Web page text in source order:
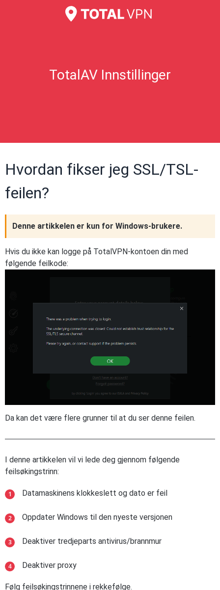
TotalAV Innstillinger
Hvordan fikser jeg SSL/TSL-
feilen?
Denne artikkelen er kun for Windows-brukere.
Hvis du ikke kan logge på TotalVPN-kontoen din med
følgende feilkode:
Da kan det være flere grunner til at du ser denne feilen.
I denne artikkelen vil vi lede deg gjennom følgende
feilsøkingstrinn:
Datamaskinens klokkeslett og dato er feil
Oppdater Windows til den nyeste versjonen
Deaktiver tredjeparts antivirus/brannmur
Deaktiver proxy
Følg feilsøkingstrinnene i rekkefølge.